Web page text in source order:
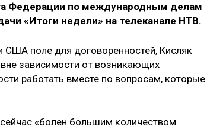
Федерации по международным делам
«Итоги недели» на телеканале НТВ.
США поле для договоренностей, Кисляк
зависимости от возникающих
работать вместе по вопросам, которые
«болен большим количеством